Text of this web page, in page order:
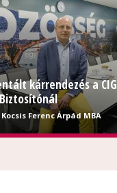
kárrendezés a CIG
Kocsis Ferenc Árpád MBA